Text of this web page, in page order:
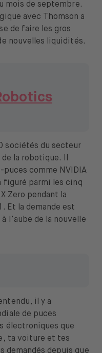
mois de septembre.
avec Thomson a
de faire les gros
nouvelles liquidités.
sociétés du secteur
la robotique. Il
comme NVIDIA
figuré parmi les cinq
Zero pendant la
Et la demande est
l’aube de la nouvelle
il y a
de puces
électroniques que
ta voiture et tes
demandés depuis que